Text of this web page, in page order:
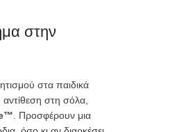
στην
στα παιδικά
στη σόλα,
. Προσφέρουν μια